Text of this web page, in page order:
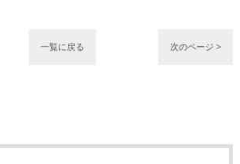
一覧に戻る 次のページ >